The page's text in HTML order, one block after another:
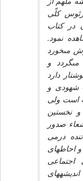
رئوس كلّى
در كتاب
نمود.
مى‏خورد
و
دارد
شهودى و
است ولى
نخستين
صدور
درمى
احاطه‏اى